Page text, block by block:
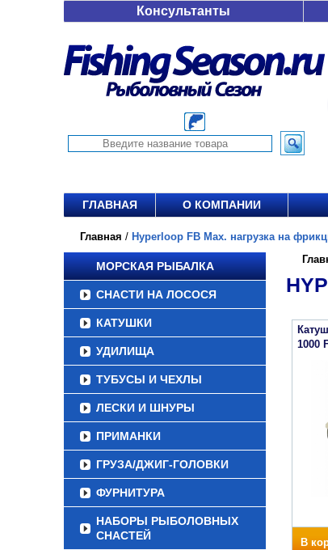
Консультанты
ГЛАВНАЯ О КОМПАНИИ
Главная / Hyperloop FB Max. нагрузка на
МОРСКАЯ РЫБАЛКА
СНАСТИ НА ЛОСОСЯ
КАТУШКИ
УДИЛИЩА
ТУБУСЫ И ЧЕХЛЫ
ЛЕСКИ И ШНУРЫ
ПРИМАНКИ
ГРУЗА/ДЖИГ-ГОЛОВКИ
ФУРНИТУРА
НАБОРЫ РЫБОЛОВНЫХ
СНАСТЕЙ
1000
В